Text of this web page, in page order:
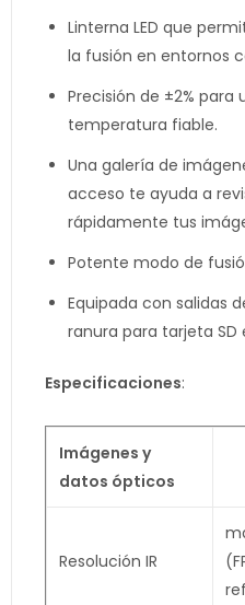
Linterna LED que
la fusión en entornos
Precisión de ±2% para
temperatura fiable.
Una galería de
acceso te ayuda a
rápidamente tus
Potente modo de
Equipada con salidas
ranura para tarjeta SD
Especificaciones:
Imágenes y
datos ópticos
Resolución IR